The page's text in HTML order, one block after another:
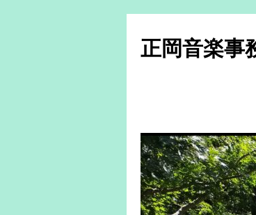
テ
ン
プ
正岡音楽事